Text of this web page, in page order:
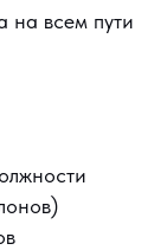
на всем пути